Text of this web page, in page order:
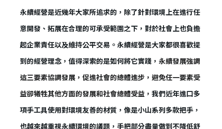
永續經營是近幾年大家所追求的，除了針對環境上在進行任
意開發、拓展在合理的可承受範圍之下，對於社會上也負擔
起企業責任以及維持公平交易。永續經營是大家都很喜歡提
到的經營理念，值得深索的是如何將它實踐， 永續發展強調
這三要素協調發展，促進社會的總體進步，避免任一要素受
益卻犧牲其他方面的發展和社會總體受益， 我們近年進口多
項手工具使用對環境友善的材質，像是小山系列多款把手，
也越來越重視永續環境的議題，手把部分盡量做到不降低舒